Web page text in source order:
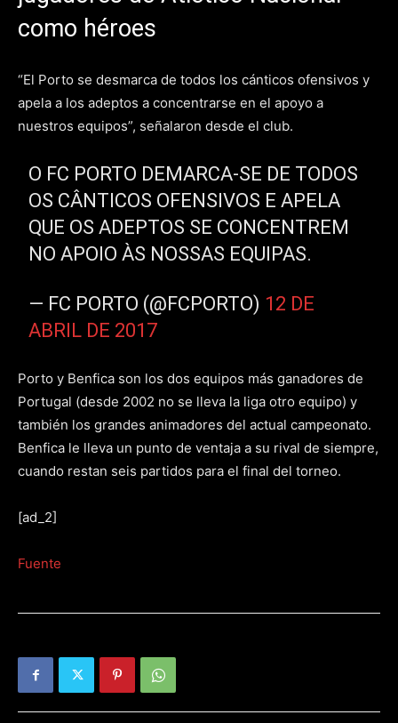
como héroes
“El Porto se desmarca de todos los cánticos ofensivos y
apela a los adeptos a concentrarse en el apoyo a
nuestros equipos”, señalaron desde el club.
O FC PORTO DEMARCA-SE DE TODOS
OS CÂNTICOS OFENSIVOS E APELA
QUE OS ADEPTOS SE CONCENTREM
NO APOIO ÀS NOSSAS EQUIPAS.
— FC PORTO (@FCPORTO) 12 DE
ABRIL DE 2017
Porto y Benfica son los dos equipos más ganadores de
Portugal (desde 2002 no se lleva la liga otro equipo) y
también los grandes animadores del actual campeonato.
Benfica le lleva un punto de ventaja a su rival de siempre,
cuando restan seis partidos para el final del torneo.
[ad_2]
Fuente